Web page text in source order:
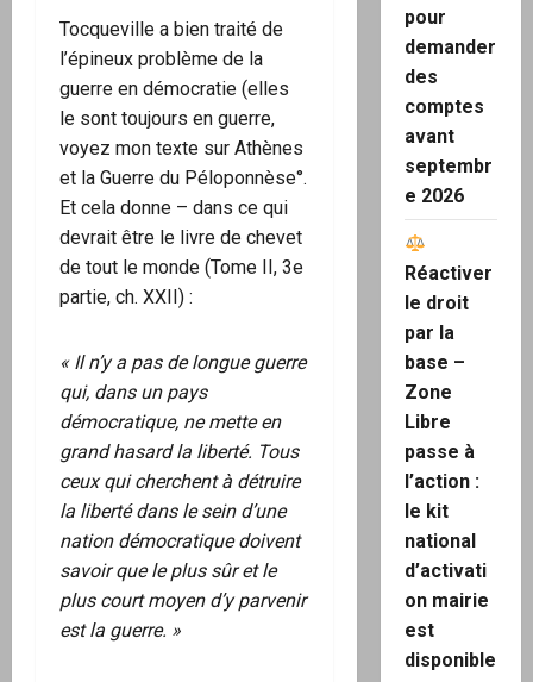
Tocqueville a bien traité de
l’épineux problème de la
guerre en démocratie (elles
le sont toujours en guerre,
voyez mon texte sur Athènes
et la Guerre du Péloponnèse°.
Et cela donne – dans ce qui
devrait être le livre de chevet
de tout le monde (Tome II, 3e
partie, ch. XXII) :
« Il n’y a pas de longue guerre
qui, dans un pays
démocratique, ne mette en
grand hasard la liberté. Tous
ceux qui cherchent à détruire
la liberté dans le sein d’une
nation démocratique doivent
savoir que le plus sûr et le
plus court moyen d’y parvenir
est la guerre. »
pour
demander
des
comptes
avant
septembr
e 2026
Réactiver
le droit
par la
base –
Zone
Libre
passe à
l’action :
le kit
national
d’activati
on mairie
est
disponible